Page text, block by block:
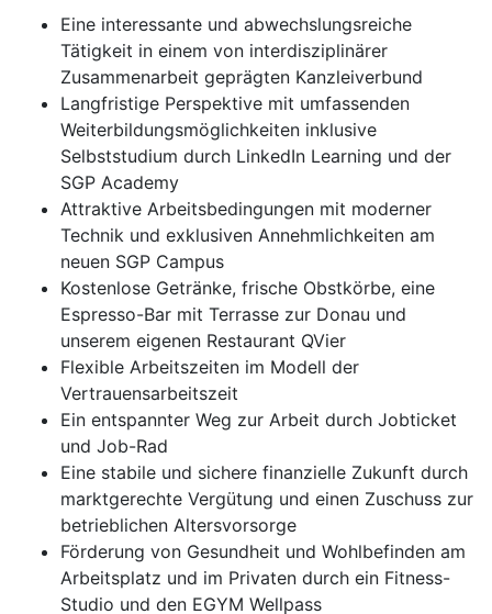
Eine interessante und abwechslungsreiche
Tätigkeit in einem von interdisziplinärer
Zusammenarbeit geprägten Kanzleiverbund
Langfristige Perspektive mit umfassenden
Weiterbildungsmöglichkeiten inklusive
Selbststudium durch LinkedIn Learning und der
SGP Academy
Attraktive Arbeitsbedingungen mit moderner
Technik und exklusiven Annehmlichkeiten am
neuen SGP Campus
Kostenlose Getränke, frische Obstkörbe, eine
Espresso-Bar mit Terrasse zur Donau und
unserem eigenen Restaurant QVier
Flexible Arbeitszeiten im Modell der
Vertrauensarbeitszeit
Ein entspannter Weg zur Arbeit durch Jobticket
und Job-Rad
Eine stabile und sichere finanzielle Zukunft durch
marktgerechte Vergütung und einen Zuschuss zur
betrieblichen Altersvorsorge
Förderung von Gesundheit und Wohlbefinden am
Arbeitsplatz und im Privaten durch ein Fitness-
Studio und den EGYM Wellpass